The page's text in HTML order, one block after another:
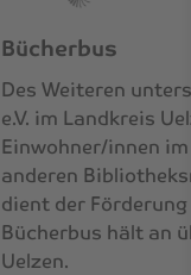
Bücherbus
Des Weiteren
e.V. im Landkreis
Einwohner/innen
anderen
dient der
Bücherbus hält an
Uelzen.